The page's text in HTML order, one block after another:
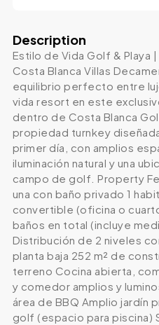
Description
Estilo de Vida Golf & Playa
Costa Blanca Villas
equilibrio perfecto entre
vida resort en este
dentro de Costa Blanca
propiedad turnkey
primer día, con amplios
iluminación natural y una
campo de golf. Property
una con baño privado 1
convertible (oficina o
baños en total (incluye
Distribución de 2 niveles
planta baja 252 m² de
terreno Cocina abierta,
y comedor amplios y
área de BBQ Amplio jardín
golf (espacio para piscina)